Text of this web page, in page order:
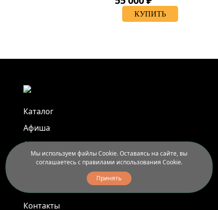
КУПИТЬ
Каталог
Афиша
Арт-пленэры
Услуги
Новости
Контакты
Мы используем файлы Cookie. Оставаясь на сайте, вы
соглашаетесь с правилами использования Cookie.
Принять